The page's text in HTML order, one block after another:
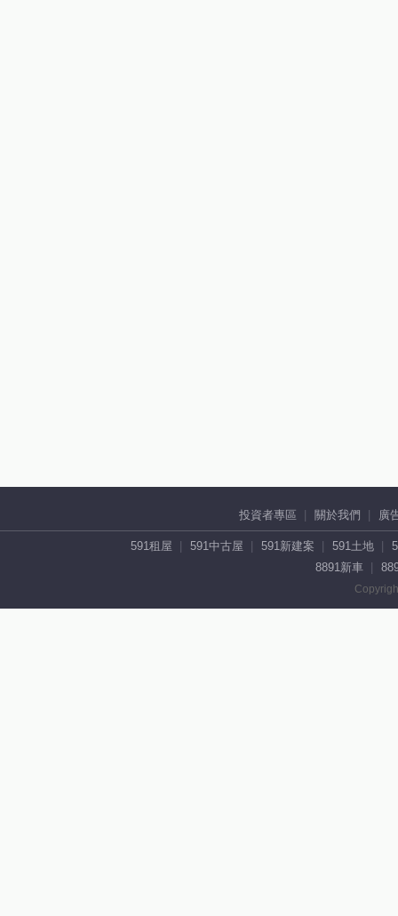
投資者專區 關於我們 廣
591租屋 591中古屋 591新建案 591土地
8891新車